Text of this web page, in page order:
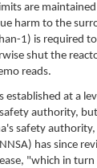
are
harm to the
1) is required
shut the
reads.
established at a
authority,
safety
has since
"which in